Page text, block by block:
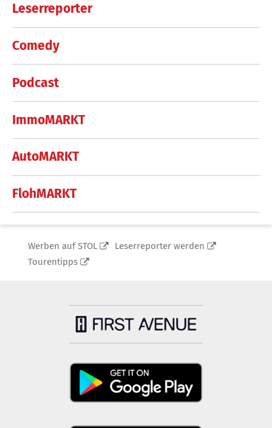
Leserreporter
Comedy
Podcast
ImmoMARKT
AutoMARKT
FlohMARKT
Werben auf STOL
Leserreporter werden
Tourentipps